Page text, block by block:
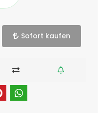
Sofort kaufen